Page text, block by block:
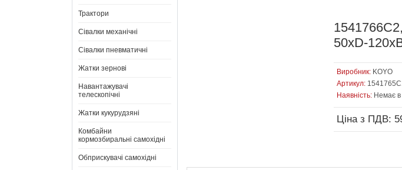
Трактори
Сівалки механічні
Сівалки пневматичні
Жатки зернові
Навантажувачі
телескопічні
Жатки кукурудзяні
Комбайни
кормозбиральні самохідні
Обприскувачі самохідні
50xD-
Виробник: KOYO
Артикул:
Наявність: Немає в
Ціна з ПДВ: